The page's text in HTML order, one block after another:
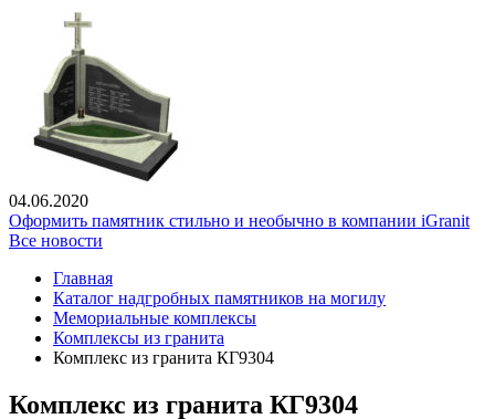
04.06.2020
Оформить памятник стильно и необычно в компании iGranit
Все новости
Главная
Каталог надгробных памятников на могилу
Мемориальные комплексы
Комплексы из гранита
Комплекс из гранита КГ9304
Комплекс из гранита КГ9304